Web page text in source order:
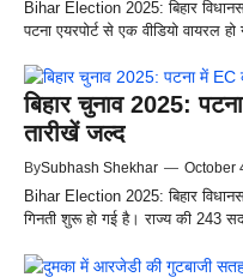
Bihar Election 2025: बिहार
पटना एयरपोर्ट से एक वीडियो वायरल
बिहार चुनाव 2025:
तारीखें जल्द
BySubhash Shekhar — October
Bihar Election 2025: बिहार
गिनती शुरू हो गई है। राज्य की 243